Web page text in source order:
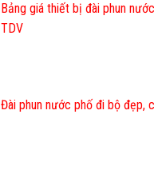
Bảng giá thiết bị đài phun
TDV
Đài phun nước phố đi bộ đẹp,